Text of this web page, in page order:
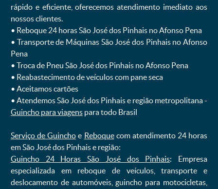
rápido e eficiente, oferecemos atendimento imediato aos
nossos clientes.
ㅤㅤ• Reboque 24 horas São José dos Pinhais no Afonso Pena
ㅤㅤ• Transporte de Máquinas São José dos Pinhais no Afonso
Pena
ㅤㅤ• Troca de Pneu São José dos Pinhais no Afonso Pena
ㅤㅤ• Reabastecimento de veículos com pane seca
ㅤㅤ• Aceitamos cartões
ㅤㅤ• Atendemos São José dos Pinhais e região metropolitana -
Guincho para viagenspara todo Brasil
Serviço de Guincho e Reboquecom atendimento 24 horas
em São José dos Pinhais e região:
Guincho 24 Horas São José dos Pinhais: Empresa
especializada em reboque de veículos, transporte e
deslocamento de automóveis, guincho para motocicletas,